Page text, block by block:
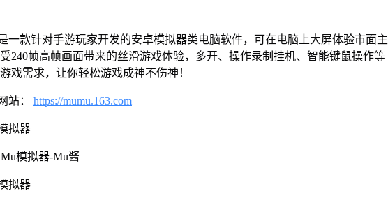
一款针对手游玩家开发的安卓模拟器类电脑软件，可在电脑上大屏体验市面主
240帧高帧画面带来的丝滑游戏体验，多开、操作录制挂机、智能键鼠操作等
戏需求，让你轻松游戏成神不伤神！
站： https://mumu.163.com
拟器
模拟器-Mu酱
拟器